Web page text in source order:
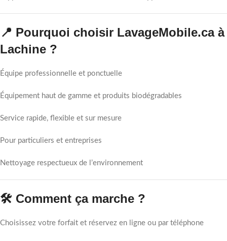
📍 Pourquoi choisir LavageMobile.ca à
Lachine ?
Équipe professionnelle et ponctuelle
Équipement haut de gamme et produits biodégradables
Service rapide, flexible et sur mesure
Pour particuliers et entreprises
Nettoyage respectueux de l’environnement
🛠️ Comment ça marche ?
Choisissez votre forfait et réservez en ligne ou par téléphone